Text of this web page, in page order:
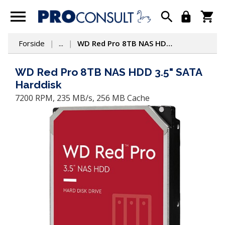
Forside ... WD Red Pro 8TB NAS HDD 3.5" SATA Harddisk
WD Red Pro 8TB NAS HDD 3.5" SATA
Harddisk
7200 RPM, 235 MB/s, 256 MB Cache